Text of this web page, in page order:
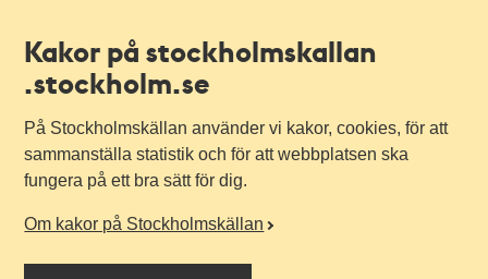
Kakor på stockholmskallan
.stockholm.se
På Stockholmskällan använder vi kakor, cookies, för att
sammanställa statistik och för att webbplatsen ska
fungera på ett bra sätt för dig.
Om kakor på Stockholmskällan